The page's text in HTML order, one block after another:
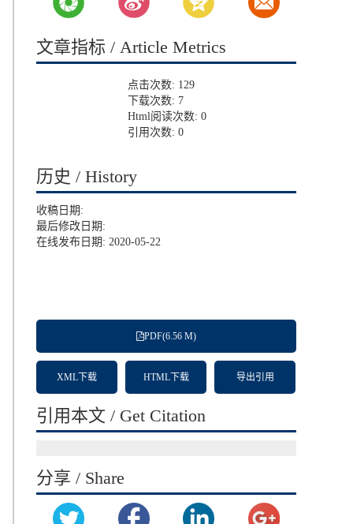
文章指标 / Article Metrics
点击次数: 129
下载次数: 7
Html阅读次数: 0
引用次数: 0
历史 / History
收稿日期:
最后修改日期:
在线发布日期: 2020-05-22
PDF(6.56 M)
XML下载 HTML下载 导出引用
引用本文 / Get Citation
分享 / Share